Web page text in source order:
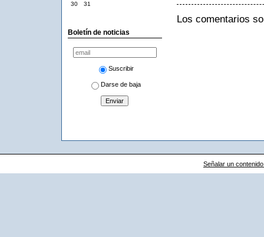
30
31
Boletín de noticias
Suscribir
Darse de baja
Los comentarios
Señalar un